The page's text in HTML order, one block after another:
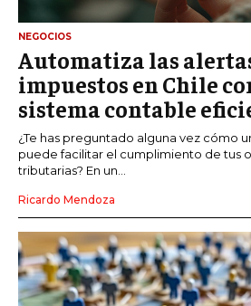
NEGOCIOS
Automatiza las
impuestos en Chile
sistema contable
¿Te has preguntado alguna vez cómo
puede facilitar el cumplimiento de tus
tributarias? En un...
Ricardo Mendoza